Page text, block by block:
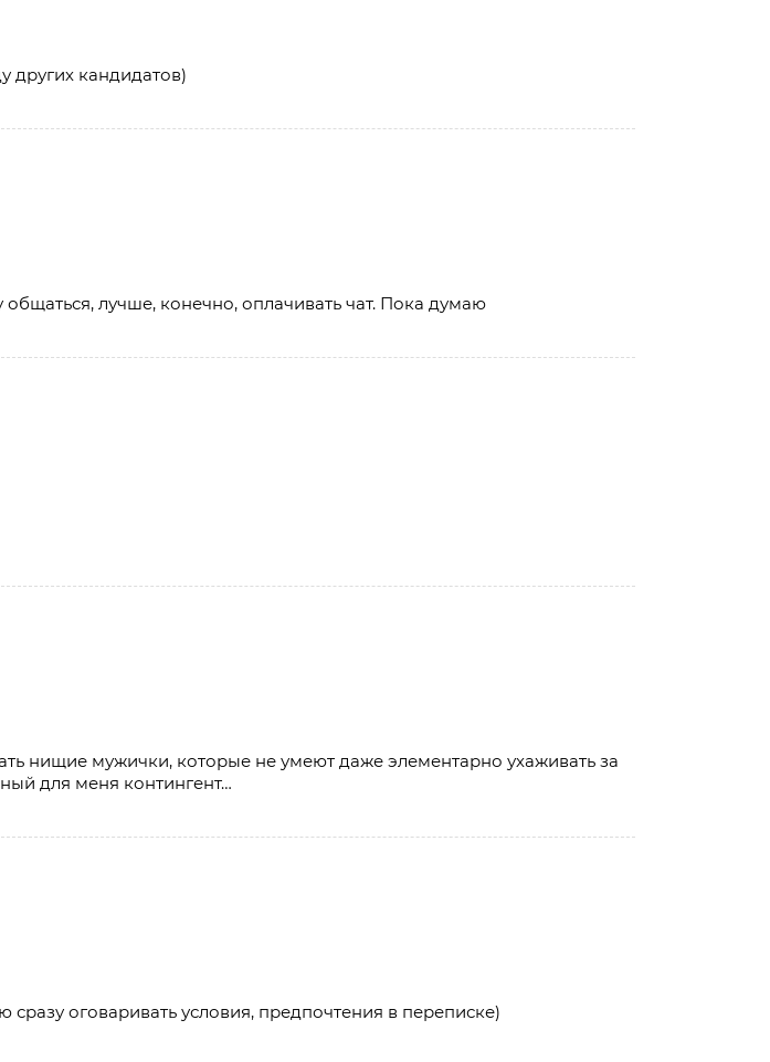
других кандидатов)
лучше, конечно, оплачивать чат. Пока думаю
нищие мужички, которые не умеют даже элементарно ухаживать за
для меня контингент…
оговаривать условия, предпочтения в переписке)